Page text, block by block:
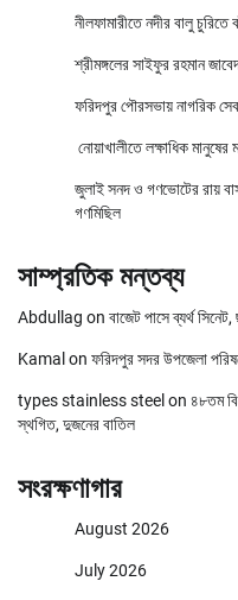
নীলফামারীতে নদীর বালু চুরিতে
শ্রীমঙ্গলের সাইফুর রহমান
ফরিদপুর পৌরসভায় নাগরিক
নোয়াখালীতে লক্ষাধিক মানুষের
জুলাই সনদ ও গণভোটের রায়
গণমিছিল
সাম্প্রতিক মন্তব্য
Abdullag on বাজেট পাসে ব্যর্থ
Kamal on ফরিদপুর সদর উপজেলা
types stainless steel on ৪৮তম
স্থগিত, দুজনের বাতিল
সংরক্ষণাগার
August 2026
July 2026